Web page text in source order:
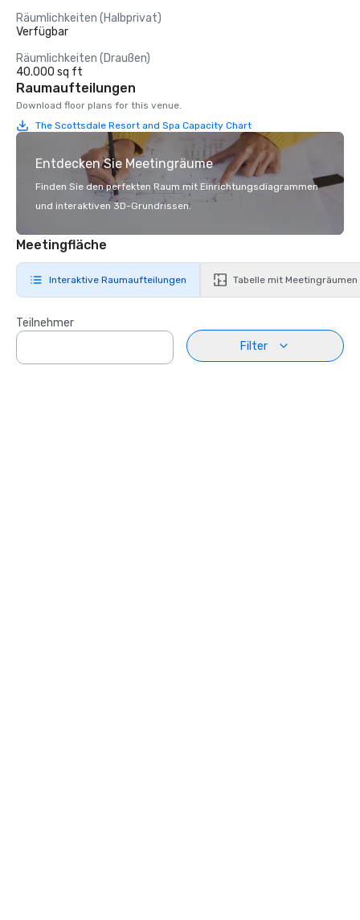
Räumlichkeiten (Halbprivat)
Verfügbar
Räumlichkeiten (Draußen)
40.000 sq ft
Raumaufteilungen
Download floor plans for this venue.
The Scottsdale Resort and Spa Capacity Chart
Entdecken Sie Meetingräume
Finden Sie den perfekten Raum mit Einrichtungsdiagrammen
und interaktiven 3D-Grundrissen.
Meetingfläche
Interaktive Raumaufteilungen Tabelle mit Meetingräumen
Teilnehmer
Filter